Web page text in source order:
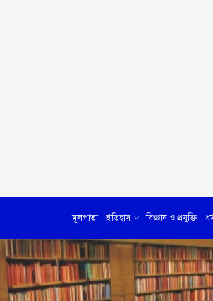
মূলপাতা ইতিহাস বিজ্ঞান ও প্রযুক্তি